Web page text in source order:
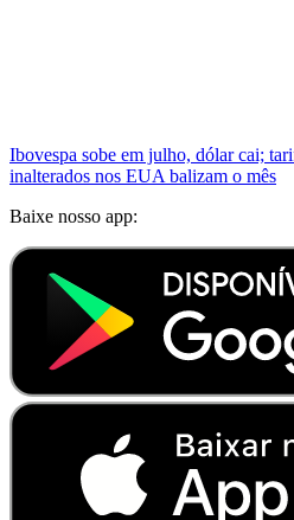
Ibovespa sobe em julho, dólar cai;
inalterados nos EUA balizam o mês
Baixe nosso app: